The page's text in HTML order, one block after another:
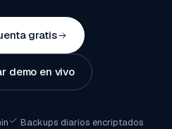
gratis
demo en vivo
Backups diarios encriptados